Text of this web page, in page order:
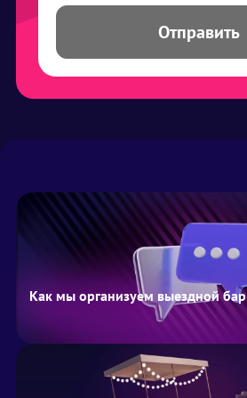
Отправить
Как мы организуем выездной бар